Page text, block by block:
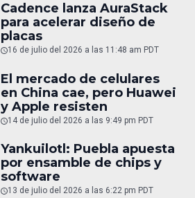
Cadence lanza AuraStack
para acelerar diseño de
placas
16 de julio del 2026 a las 11:48 am PDT
El mercado de celulares
en China cae, pero Huawei
y Apple resisten
14 de julio del 2026 a las 9:49 pm PDT
Yankuilotl: Puebla apuesta
por ensamble de chips y
software
13 de julio del 2026 a las 6:22 pm PDT